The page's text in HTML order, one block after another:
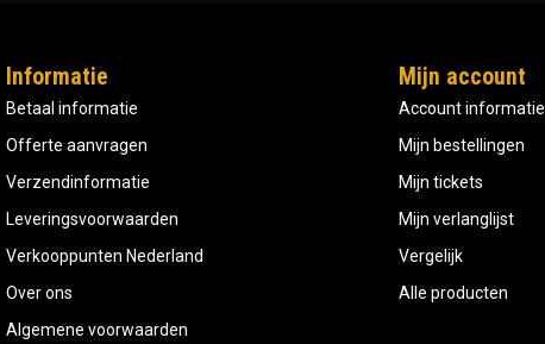
Informatie
Betaal informatie
Offerte aanvragen
Verzendinformatie
Leveringsvoorwaarden
Verkooppunten Nederland
Over ons
Algemene voorwaarden
Mijn account
Account informatie
Mijn bestellingen
Mijn tickets
Mijn verlanglijst
Vergelijk
Alle producten